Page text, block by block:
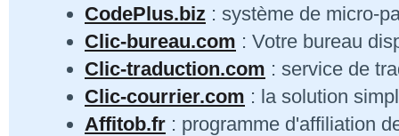
CodePlus.biz : système de micro-
Clic-bureau.com : Votre bureau
Clic-traduction.com : service de
Clic-courrier.com : la solution
Affitob.fr : programme d'affiliation